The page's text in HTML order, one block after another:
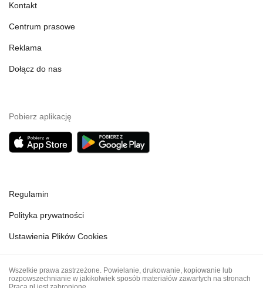
Kontakt
Centrum prasowe
Reklama
Dołącz do nas
Pobierz aplikację
Regulamin
Polityka prywatności
Ustawienia Plików Cookies
Wszelkie prawa zastrzeżone. Powielanie, drukowanie, kopiowanie lub
rozpowszechnianie w jakikolwiek sposób materiałów zawartych na stronach